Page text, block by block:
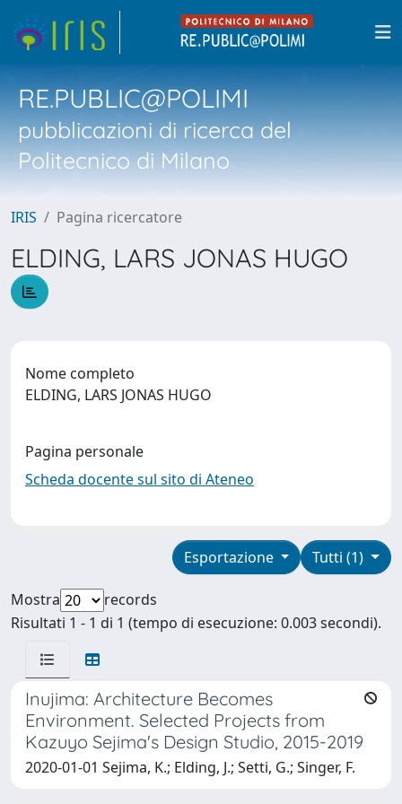
RE.PUBLIC@POLIMI
pubblicazioni di ricerca del
Politecnico di Milano
IRIS Pagina ricercatore
ELDING, LARS JONAS HUGO
Nome completo
ELDING, LARS JONAS HUGO
Pagina personale
Scheda docente sul sito di Ateneo
Tutti (1)
Esportazione
Mostra
records
Risultati 1 - 1 di 1 (tempo di esecuzione: 0.003 secondi).
Inujima: Architecture Becomes
Environment. Selected Projects from
Kazuyo Sejima's Design Studio, 2015-2019
2020-01-01 Sejima, K.; Elding, J.; Setti, G.; Singer, F.